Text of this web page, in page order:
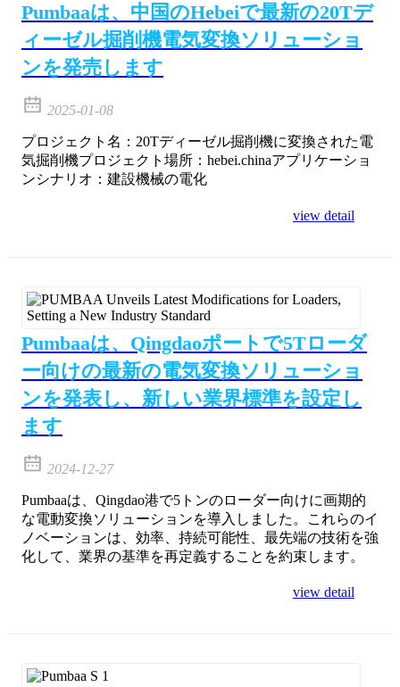
Pumbaaは、中国のHebeiで最新の20Tデ
ィーゼル掘削機電気変換ソリューショ
ンを発売します
2025-01-08
プロジェクト名：20Tディーゼル掘削機に変換された電
気掘削機プロジェクト場所：hebei.chinaアプリケーショ
ンシナリオ：建設機械の電化
view detail
Pumbaaは、Qingdaoポートで5Tローダ
ー向けの最新の電気変換ソリューショ
ンを発表し、新しい業界標準を設定し
ます
2024-12-27
Pumbaaは、Qingdao港で5トンのローダー向けに画期的
な電動変換ソリューションを導入しました。これらのイ
ノベーションは、効率、持続可能性、最先端の技術を強
化して、業界の基準を再定義することを約束します。
view detail